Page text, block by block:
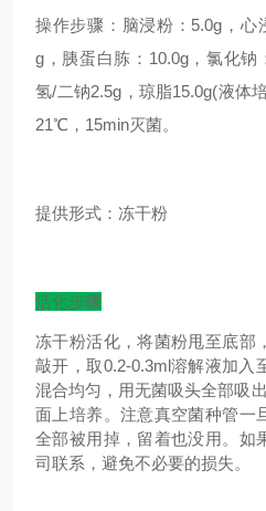
操作步骤：脑浸粉：5.0g，心
g，胰蛋白胨：10.0g，氯化钠
氢/二钠2.5g，琼脂15.0g(液体
21℃，15min灭菌。
提供形式：冻干粉
活化步骤
冻干粉活化，将菌粉甩至底部
敲开，取0.2-0.3ml溶解液加入
混合均匀，用无菌吸头全部吸
面上培养。注意真空菌种管一
全部被用掉，留着也没用。如
司联系，避免不必要的损失。